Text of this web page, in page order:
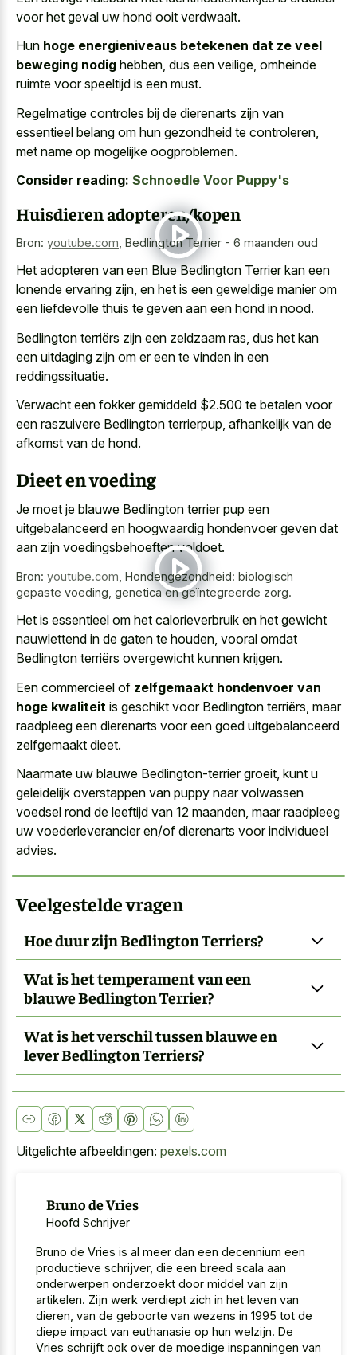
voor het geval uw hond ooit verdwaalt.
Hun hoge energieniveaus betekenen dat ze veel
beweging nodig hebben, dus een veilige, omheinde
ruimte voor speeltijd is een must.
Regelmatige controles bij de dierenarts zijn van
essentieel belang om hun gezondheid te controleren,
met name op mogelijke oogproblemen.
Consider reading: Schnoedle Voor Puppy's
Huisdieren adopteren/kopen
Bron: youtube.com Bedlington Terrier - 6 maanden oud
Het adopteren van een Blue Bedlington Terrier kan een
lonende ervaring zijn, en het is een geweldige manier om
een liefdevolle thuis te geven aan een hond in nood.
Bedlington terriërs zijn een zeldzaam ras, dus het kan
een uitdaging zijn om er een te vinden in een
reddingssituatie.
Verwacht een fokker gemiddeld $2.500 te betalen voor
een raszuivere Bedlington terrierpup, afhankelijk van de
afkomst van de hond.
Dieet en voeding
Je moet je blauwe Bedlington terrier pup een
uitgebalanceerd en hoogwaardig hondenvoer geven dat
aan zijn voedingsbehoeften voldoet.
Bron: youtube.com Hondengezondheid: biologisch
gepaste voeding, genetica en geïntegreerde zorg.
Het is essentieel om het calorieverbruik en het gewicht
nauwlettend in de gaten te houden, vooral omdat
Bedlington terriërs overgewicht kunnen krijgen.
Een commercieel of zelfgemaakt hondenvoer van
hoge kwaliteit is geschikt voor Bedlington terriërs, maar
raadpleeg een dierenarts voor een goed uitgebalanceerd
zelfgemaakt dieet.
Naarmate uw blauwe Bedlington-terrier groeit, kunt u
geleidelijk overstappen van puppy naar volwassen
voedsel rond de leeftijd van 12 maanden, maar raadpleeg
uw voederleverancier en/of dierenarts voor individueel
advies.
Veelgestelde vragen
Hoe duur zijn Bedlington Terriers?
Wat is het temperament van een
blauwe Bedlington Terrier?
Wat is het verschil tussen blauwe en
lever Bedlington Terriers?
Uitgelichte afbeeldingen: pexels.com
Bruno de Vries
Hoofd Schrijver
Bruno de Vries is al meer dan een decennium een
productieve schrijver, die een breed scala aan
onderwerpen onderzoekt door middel van zijn
artikelen. Zijn werk verdiept zich in het leven van
dieren, van de geboorte van wezens in 1995 tot de
diepe impact van euthanasie op hun welzijn. De
Vries schrijft ook over de moedige inspanningen van